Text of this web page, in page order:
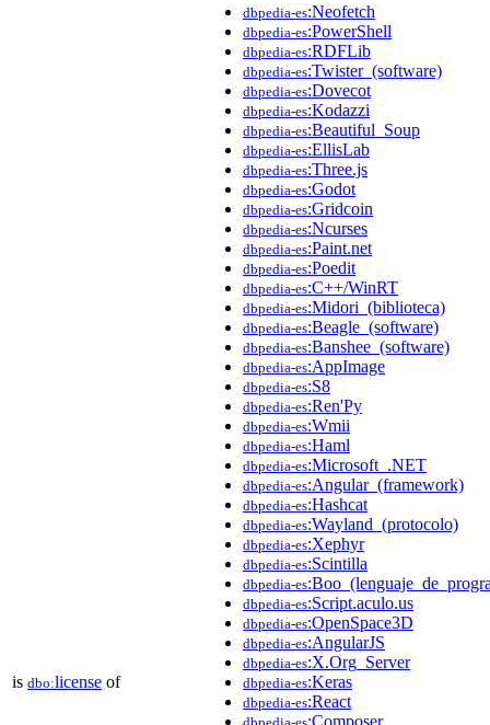
is dbo:license of
dbpedia-es:Neofetch
dbpedia-es:PowerShell
dbpedia-es:RDFLib
dbpedia-es:Twister_(software)
dbpedia-es:Dovecot
dbpedia-es:Kodazzi
dbpedia-es:Beautiful_Soup
dbpedia-es:EllisLab
dbpedia-es:Three.js
dbpedia-es:Godot
dbpedia-es:Gridcoin
dbpedia-es:Ncurses
dbpedia-es:Paint.net
dbpedia-es:Poedit
dbpedia-es:C++/WinRT
dbpedia-es:Midori_(biblioteca)
dbpedia-es:Beagle_(software)
dbpedia-es:Banshee_(software)
dbpedia-es:AppImage
dbpedia-es:S8
dbpedia-es:Ren'Py
dbpedia-es:Wmii
dbpedia-es:Haml
dbpedia-es:Microsoft_.NET
dbpedia-es:Angular_(framework)
dbpedia-es:Hashcat
dbpedia-es:Wayland_(protocolo)
dbpedia-es:Xephyr
dbpedia-es:Scintilla
dbpedia-es
dbpedia-es:Script.aculo.us
dbpedia-es:OpenSpace3D
dbpedia-es:AngularJS
dbpedia-es:X.Org_Server
dbpedia-es:Keras
dbpedia-es:React
:Composer